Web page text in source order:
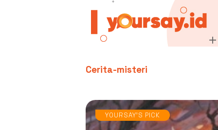
Cerita-misteri
YOURSAY'S PICK